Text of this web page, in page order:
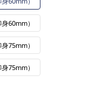
60mm）
75mm）
75mm）